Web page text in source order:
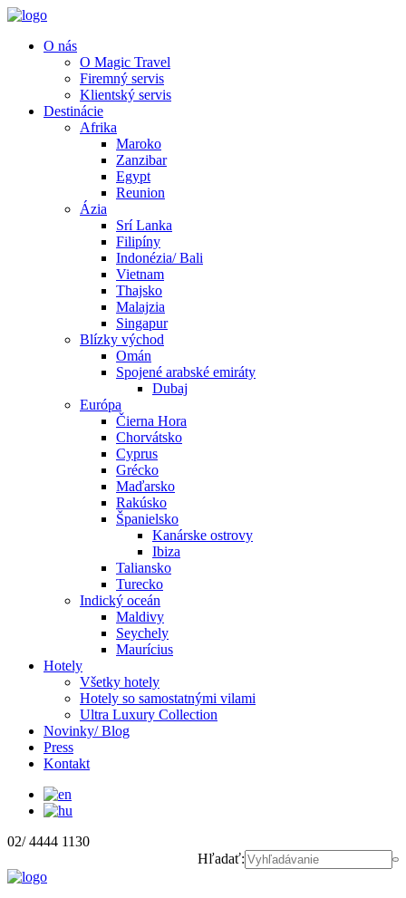
O nás
O Magic Travel
Firemný servis
Klientský servis
Destinácie
Afrika
Maroko
Zanzibar
Egypt
Reunion
Ázia
Srí Lanka
Filipíny
Indonézia/ Bali
Vietnam
Thajsko
Malajzia
Singapur
Blízky východ
Omán
Spojené arabské emiráty
Dubaj
Európa
Čierna Hora
Chorvátsko
Cyprus
Grécko
Maďarsko
Rakúsko
Španielsko
Kanárske ostrovy
Ibiza
Taliansko
Turecko
Indický oceán
Maldivy
Seychely
Maurícius
Hotely
Všetky hotely
Hotely so samostatnými vilami
Ultra Luxury Collection
Novinky/ Blog
Press
Kontakt
02/ 4444 1130
Hľadať: